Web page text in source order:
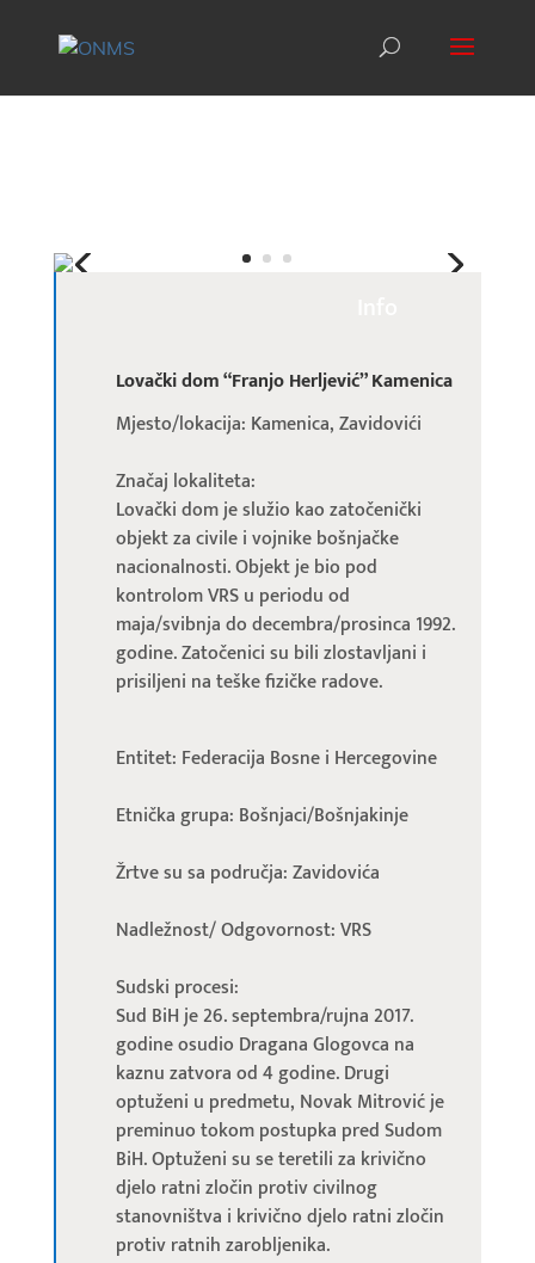
Lovački dom “Franjo Herljević” Kamenica
Mjesto/lokacija: Kamenica, Zavidovići
Značaj lokaliteta:
Lovački dom je služio kao zatočenički
objekt za civile i vojnike bošnjačke
nacionalnosti. Objekt je bio pod
kontrolom VRS u periodu od
maja/svibnja do decembra/prosinca 1992.
godine. Zatočenici su bili zlostavljani i
prisiljeni na teške fizičke radove.
Entitet: Federacija Bosne i Hercegovine
Etnička grupa: Bošnjaci/Bošnjakinje
Žrtve su sa područja: Zavidovića
Nadležnost/ Odgovornost: VRS
Sudski procesi:
Sud BiH je 26. septembra/rujna 2017.
godine osudio Dragana Glogovca na
kaznu zatvora od 4 godine. Drugi
optuženi u predmetu, Novak Mitrović je
preminuo tokom postupka pred Sudom
BiH. Optuženi su se teretili za krivično
djelo ratni zločin protiv civilnog
stanovništva i krivično djelo ratni zločin
protiv ratnih zarobljenika.